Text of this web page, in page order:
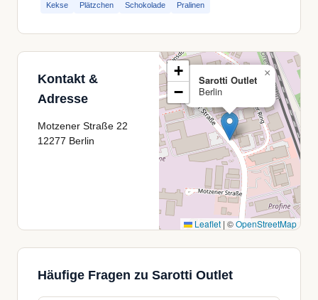
Kekse Plätzchen Schokolade Pralinen
Kontakt &
Adresse
Motzener Straße 22
12277 Berlin
Sarotti Outlet
Berlin
×
+
−
Leaflet | ©OpenStreetMap
Häufige Fragen zu Sarotti Outlet